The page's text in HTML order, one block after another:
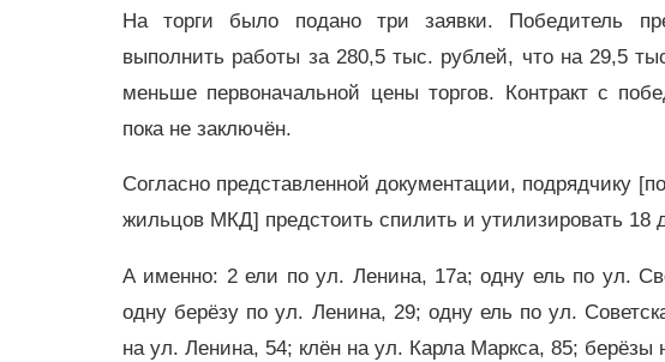
На торги было подано три заявки. Победитель
выполнить работы за 280,5 тыс. рублей, что на 29,5
меньше первоначальной цены торгов. Контракт с
пока не заключён.
Согласно представленной документации, подрядчику
жильцов МКД] предстоить спилить и утилизировать 18
А именно: 2 ели по ул. Ленина, 17а; одну ель по ул.
одну берёзу по ул. Ленина, 29; одну ель по ул.
на ул. Ленина, 54; клён на ул. Карла Маркса, 85;